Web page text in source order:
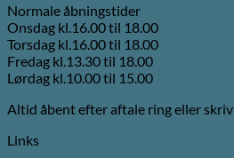
Normale åbningstider
Onsdag kl.16.00 til 18.00
Torsdag kl.16.00 til 18.00
Fredag kl.13.30 til 18.00
Lørdag kl.10.00 til 15.00
Altid åbent efter aftale ring eller skriv
Links